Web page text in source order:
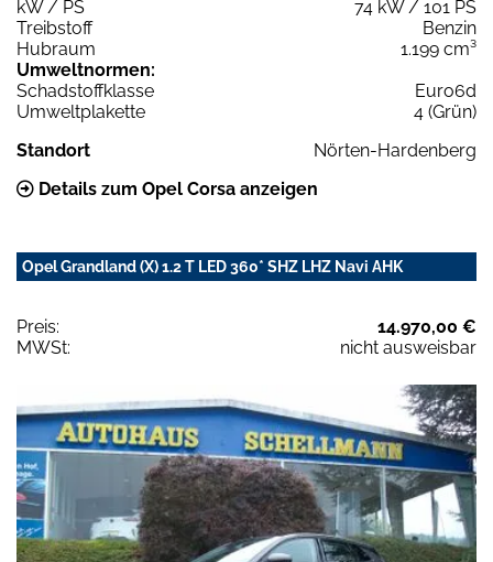
kW / PS
74 kW / 101 PS
Treibstoff
Benzin
Hubraum
1.199 cm³
Umweltnormen:
Schadstoffklasse
Euro6d
Umweltplakette
4 (Grün)
Standort
Nörten-Hardenberg
Details zum Opel Corsa anzeigen
Opel Grandland (X) 1.2 T LED 360* SHZ LHZ Navi AHK
Preis:
14.970,00 €
MWSt:
nicht ausweisbar